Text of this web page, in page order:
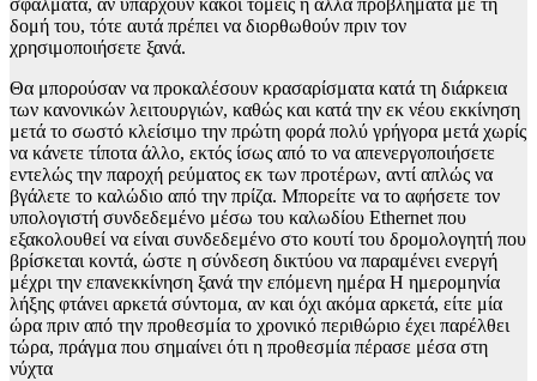
σφάλματα, αν υπάρχουν κακοί τομείς ή άλλα προβλήματα με τη
δομή του, τότε αυτά πρέπει να διορθωθούν πριν τον
χρησιμοποιήσετε ξανά.
Θα μπορούσαν να προκαλέσουν κρασαρίσματα κατά τη διάρκεια
των κανονικών λειτουργιών, καθώς και κατά την εκ νέου εκκίνηση
μετά το σωστό κλείσιμο την πρώτη φορά πολύ γρήγορα μετά χωρίς
να κάνετε τίποτα άλλο, εκτός ίσως από το να απενεργοποιήσετε
εντελώς την παροχή ρεύματος εκ των προτέρων, αντί απλώς να
βγάλετε το καλώδιο από την πρίζα. Μπορείτε να το αφήσετε τον
υπολογιστή συνδεδεμένο μέσω του καλωδίου Ethernet που
εξακολουθεί να είναι συνδεδεμένο στο κουτί του δρομολογητή που
βρίσκεται κοντά, ώστε η σύνδεση δικτύου να παραμένει ενεργή
μέχρι την επανεκκίνηση ξανά την επόμενη ημέρα Η ημερομηνία
λήξης φτάνει αρκετά σύντομα, αν και όχι ακόμα αρκετά, είτε μία
ώρα πριν από την προθεσμία το χρονικό περιθώριο έχει παρέλθει
τώρα, πράγμα που σημαίνει ότι η προθεσμία πέρασε μέσα στη
νύχτα